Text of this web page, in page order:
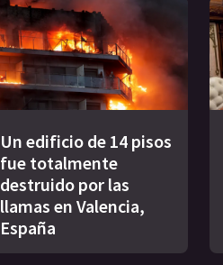
Un edificio de 14 pisos
fue totalmente
destruido por las
llamas en Valencia,
España